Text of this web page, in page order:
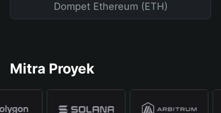
Dompet Ethereum (ETH)
Mitra Proyek